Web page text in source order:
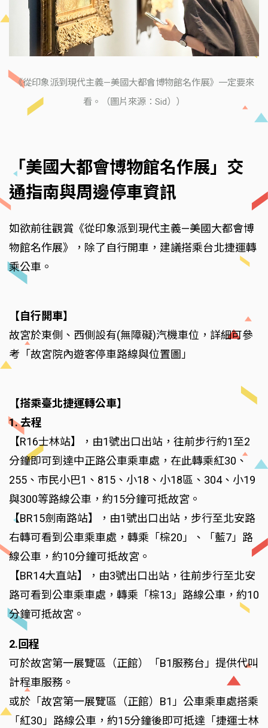
《從印象派到現代主義—美國大都會博物館名作展》一定要來
看。（圖片來源：Sid））
「美國大都會博物館名作展」交
通指南與周邊停車資訊
如欲前往觀賞《從印象派到現代主義—美國大都會博
物館名作展》，除了自行開車，建議搭乘台北捷運轉
乘公車。
【自行開車】
故宮於東側、西側設有(無障礙)汽機車位，詳細可參
考「故宮院內遊客停車路線與位置圖」
【搭乘臺北捷運轉公車】
1. 去程
【R16士林站】，由1號出口出站，往前步行約1至2
分鐘即可到達中正路公車乘車處，在此轉乘紅30、
255、市民小巴1、815、小18、小18區、304、小19
與300等路線公車，約15分鐘可抵故宮。
【BR15劍南路站】，由1號出口出站，步行至北安路
右轉可看到公車乘車處，轉乘「棕20」、「藍7」路
線公車，約10分鐘可抵故宮。
【BR14大直站】，由3號出口出站，往前步行至北安
路可看到公車乘車處，轉乘「棕13」路線公車，約10
分鐘可抵故宮。
2.回程
可於故宮第一展覽區（正館）「B1服務台」提供代叫
計程車服務。
或於「故宮第一展覽區（正館）B1」公車乘車處搭乘
「紅30」路線公車，約15分鐘後即可抵達「捷運士林